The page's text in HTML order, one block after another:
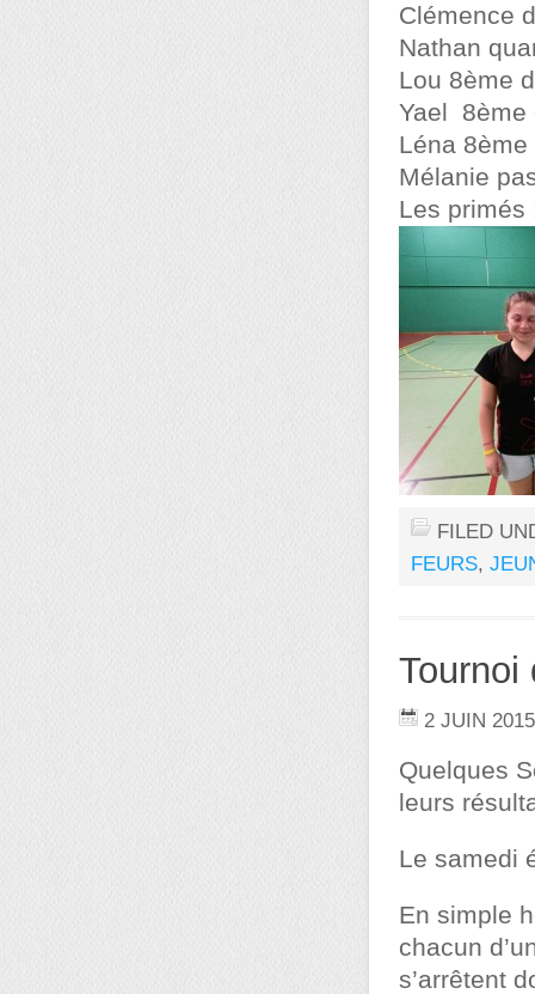
Clémence
Nathan
Lou 8ème
Yael 8ème
Léna
Mélanie
Les primés
FILED
FEURS,
Tournoi
2 JUIN 2015
Quelques
leurs
Le samedi
En simple
chacun
s’arrêtent